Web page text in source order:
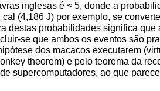
inglesas é ≈ 5, donde a
(4,186 J) por exemplo, se
destas probabilidades significa
se que ambos os eventos são
dos macacos executarem
theorem) e pelo teorema da
supercomputadores, ao que